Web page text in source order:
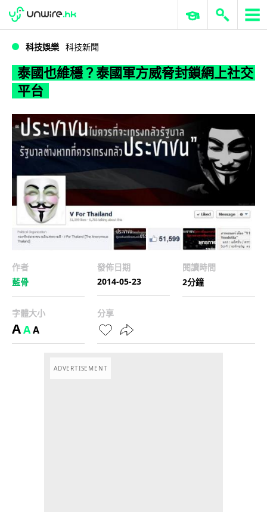
泰國也維穩？泰國軍方威脅封鎖網上社交平台
WWDC 2026 ERP 與商業 AI
科技娛樂 科技新聞
泰國也維穩？泰國軍方威脅封鎖網上社交
平台
作者
藍骨
發佈日期
2014-05-23
閱讀時間
2分鐘
字體大小
AAA
分享
ADVERTISEMENT